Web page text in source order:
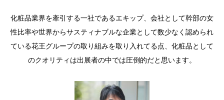
化粧品業界を牽引する一社であるエキップ、会社として幹部の女
性比率や世界からサスティナブルな企業として数少なく認められ
ている花王グループの取り組みを取り入れてる点、化粧品として
のクオリティは出展者の中では圧倒的だと思います。